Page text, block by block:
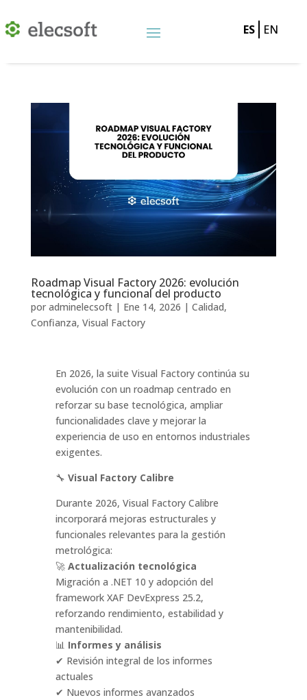
ES EN
Roadmap Visual Factory 2026: evolución
tecnológica y funcional del producto
por adminelecsoft| Ene 14, 2026 | Calidad,
Confianza, Visual Factory
En 2026, la suite Visual Factory continúa su
evolución con un roadmap centrado en
reforzar su base tecnológica, ampliar
funcionalidades clave y mejorar la
experiencia de uso en entornos industriales
exigentes.
🔧 Visual Factory Calibre
Durante 2026, Visual Factory Calibre
incorporará mejoras estructurales y
funcionales relevantes para la gestión
metrológica:
🚀 Actualización tecnológica
Migración a .NET 10 y adopción del
framework XAF DevExpress 25.2,
reforzando rendimiento, estabilidad y
mantenibilidad.
📊 Informes y análisis
✔ Revisión integral de los informes
actuales
✔ Nuevos informes avanzados